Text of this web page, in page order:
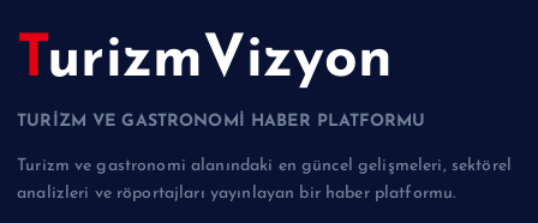
TurizmVizyon
TURİZM VE GASTRONOMİ HABER PLATFORMU
Turizm ve gastronomi alanındaki en güncel gelişmeleri, sektörel
analizleri ve röportajları yayınlayan bir haber platformu.